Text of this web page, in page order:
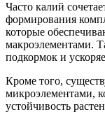
Часто калий
формирования
которые
макроэлементами.
подкормок и
Кроме того,
микроэлементами,
устойчивость